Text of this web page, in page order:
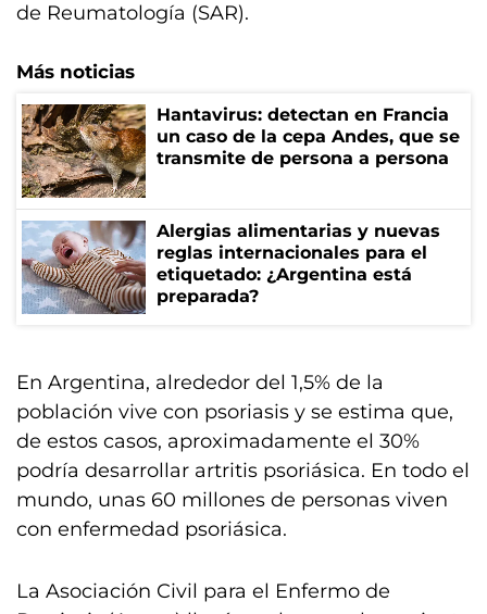
de Reumatología (SAR).
Más noticias
Hantavirus: detectan en Francia
un caso de la cepa Andes, que se
transmite de persona a persona
Alergias alimentarias y nuevas
reglas internacionales para el
etiquetado: ¿Argentina está
preparada?
En Argentina, alrededor del 1,5% de la
población vive con psoriasis y se estima que,
de estos casos, aproximadamente el 30%
podría desarrollar artritis psoriásica. En todo el
mundo, unas 60 millones de personas viven
con enfermedad psoriásica.
La Asociación Civil para el Enfermo de